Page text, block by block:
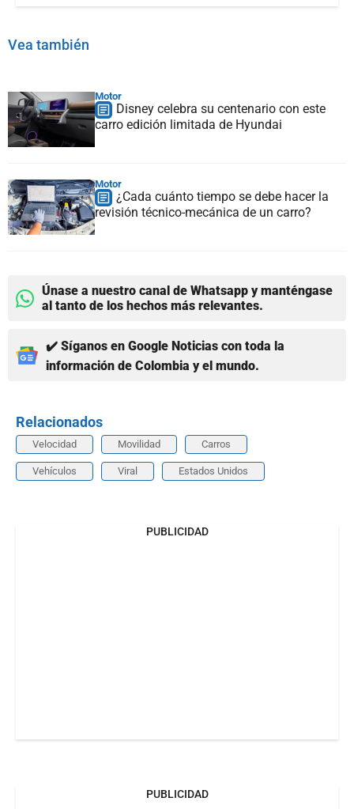
Vea también
Motor
Disney celebra su centenario con este
carro edición limitada de Hyundai
Motor
¿Cada cuánto tiempo se debe hacer la
revisión técnico-mecánica de un carro?
Únase a nuestro canal de Whatsapp y manténgase
al tanto de los hechos más relevantes.
✔️ Síganos en Google Noticias con toda la
información de Colombia y el mundo.
Relacionados
Velocidad Movilidad Carros
Vehículos Viral Estados Unidos
PUBLICIDAD
PUBLICIDAD